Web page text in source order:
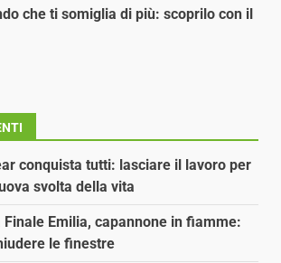
che ti somiglia di più: scoprilo con il
conquista tutti: lasciare il lavoro per
svolta della vita
Emilia, capannone in fiamme:
le finestre